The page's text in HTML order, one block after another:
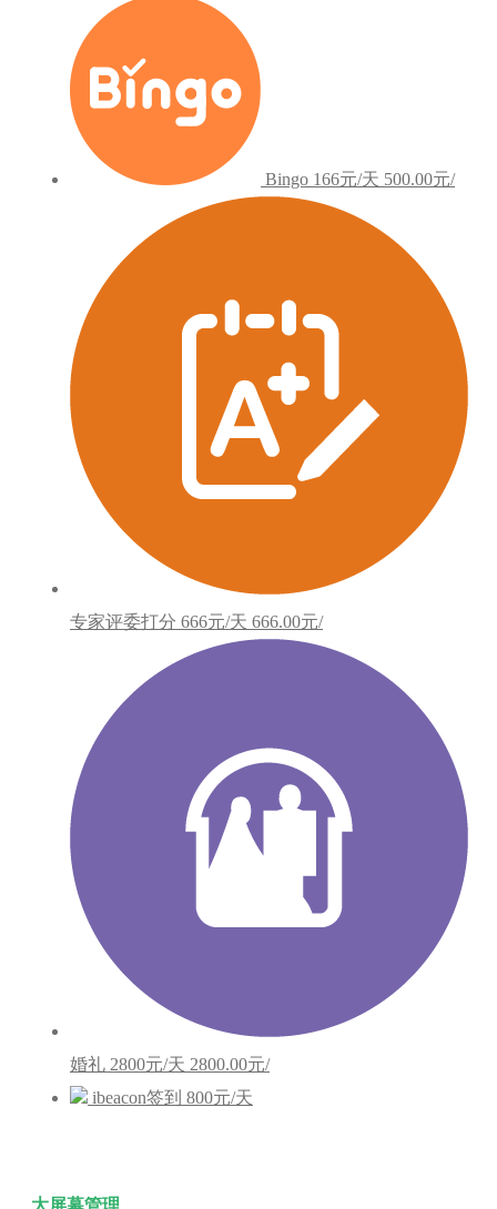
Bingo 166元/天 500.00元/
专家评委打分 666元/天 666.00元/
婚礼 2800元/天 2800.00元/
ibeacon签到 800元/天